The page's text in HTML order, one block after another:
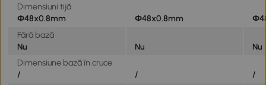
Dimensiuni tijă
Φ48x0.8mm
Φ48x0.8mm
Fără bază
Nu
Nu
Nu
Dimensiune bază în cruce
/
/
/